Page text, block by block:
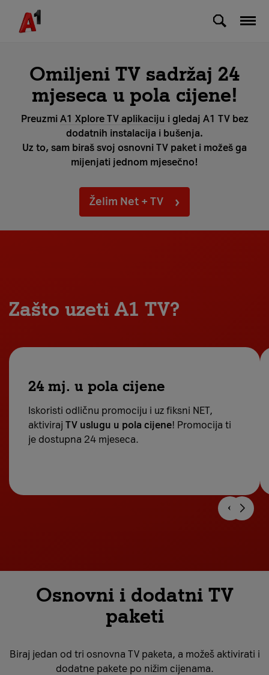
Skip to Main Content
Popis kanala
Omiljeni TV sadržaj 24
mjeseca u pola cijene!
Preuzmi A1 Xplore TV aplikaciju i gledaj A1 TV bez
dodatnih instalacija i bušenja.
Uz to, sam biraš svoj osnovni TV paket i možeš ga
mijenjati jednom mjesečno!
Želim Net + TV
Zašto uzeti A1 TV?
24 mj. u pola cijene
Iskoristi odličnu promociju i uz fiksni NET,
aktiviraj TV uslugu u pola cijene! Promocija ti
je dostupna 24 mjeseca.
Osnovni i dodatni TV
paketi
Biraj jedan od tri osnovna TV paketa, a možeš aktivirati i
dodatne pakete po nižim cijenama.